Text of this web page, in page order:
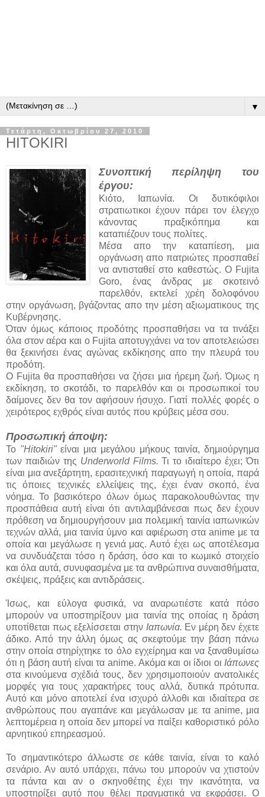
▼
Τετάρτη, Οκτωβρίου 27, 2010
HITOKIRI
Συνοπτική περίληψη του
έργου:
Kιότο, Ιαπωνία. Οι δυτικόφιλοι
στρατιωτικοι έχουν πάρει τον έλεγχο
κάνοντας πραξικόπημα και
καταπιέζουν τους πολίτες.
Μέσα απο την καταπίεση, μια
οργάνωση απο πατριώτες προσπαθεί
να αντισταθεί στο καθεστώς. Ο Fujita
Goro, ένας άνδρας με σκοτεινό
παρελθόν, εκτελεί χρέη δολοφόνου
στην οργάνωση, βγάζοντας απο την μέση αξιωματικους της
Κυβέρνησης.
Όταν όμως κάποιος προδότης προσπαθήσει να τα τινάξει
όλα στον αέρα και ο Fujita αποτυγχάνει να τον αποτελειώσει
θα ξεκινήσει ένας αγώνας εκδίκησης απο την πλευρά του
προδότη.
O Fujita θα προσπαθήσει να ζήσει μια ήρεμη ζωή. Όμως η
εκδίκηση, το σκοτάδι, το παρελθόν και οι προσωπικοί του
δαίμονες δεν θα τον αφήσουν ήσυχο. Γιατί πολλές φορές ο
χειρότερος εχθρός είναι αυτός που κρύβεις μέσα σου.
Προσωπική άποψη:
Το "Hitokiri"είναι μια μεγάλου μήκους ταινία, δημιούργημα
των παιδιών της Underworld Films. Τι το ιδιαίτερο έχει; Ότι
είναι μια ανεξάρτητη, ερασιτεχνική παραγωγή η οποία, παρά
τις όποιες τεχνικές ελλείψεις της, έχει έναν σκοπό, ένα
νόημα. Το βασικότερο όλων όμως παρακολουθώντας την
προσπάθεια αυτή είναι ότι αντιλαμβάνεσαι πως δεν έχουν
πρόθεση να δημιουργήσουν μια πολεμική ταινία ιαπωνικών
τεχνών αλλά, μια ταινία ύμνο και αφιέρωση στα anime με τα
οποία και μεγάλωσε η γενιά μας. Αυτό έχει ως αποτέλεσμα
να συνδυάζεται τόσο η δράση, όσο και το κωμικό στοιχείο
και όλα αυτά, συνυφασμένα με τα ανθρώπινα συναισθήματα,
σκέψεις, πράξεις και αντιδράσεις.
Ίσως, και εύλογα φυσικά, να αναρωτιέστε κατά πόσο
μπορούν να υποστηρίξουν μια ταινία της οποίας η δράση
υποτίθεται πως εξελίσσεται στηνΙαπωνία. Εν μέρη δεν έχετε
άδικο. Από την άλλη όμως ας σκεφτούμε την βάση πάνω
στην οποία στηρίχτηκε το όλο εγχείρημα και να ξαναθυμίσω
ότι η βάση αυτή είναι τα anime. Ακόμα και οι ίδιοι οι Ιάπωνες
στα κινούμενα σχέδιά τους, δεν χρησιμοποιούν ανατολικές
μορφές για τους χαρακτήρες τους αλλά, δυτικά πρότυπα.
Αυτό και μόνο αποτελεί ένα ισχυρό άλλοθι και ιδιαίτερα σε
ανθρώπους που αγαπάνε και μεγάλωσαν με τα anime, μια
λεπτομέρεια η οποία δεν μπορεί να παίξει καθοριστικό ρόλο
αρνητικού επηρεασμού.
Το σημαντικότερο άλλωστε σε κάθε ταινία, είναι το καλό
σενάριο. Αν αυτό υπάρχει, πάνω του μπορούν να χτιστούν
τα πάντα και αν ο σκηνοθέτης έχει την ικανότητα, να
υποστηρίξει αυτό που θέλει πραγματικά να εκφράσει. Ο